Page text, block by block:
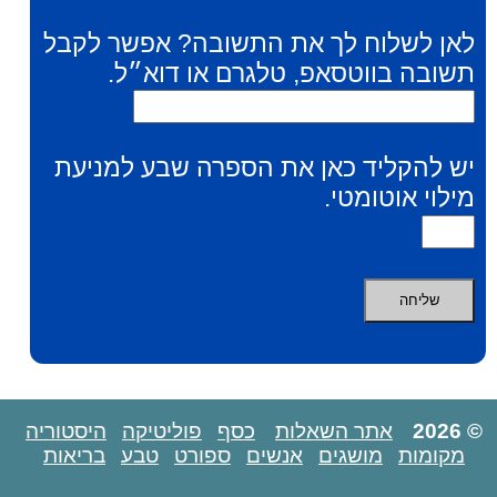
לאן לשלוח לך את התשובה? אפשר לקבל
תשובה בווטסאפ, טלגרם או דוא״ל.
יש להקליד כאן את הספרה שבע למניעת
מילוי אוטומטי.
© 2026 אתר השאלות כסף פוליטיקה
היסטוריה
מקומות
מושגים אנשים ספורט טבע בריאות